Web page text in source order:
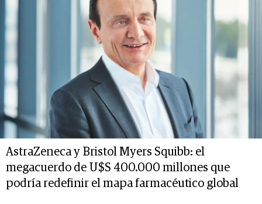
AstraZeneca y Bristol Myers Squibb: el
megacuerdo de U$S 400.000 millones que
podría redefinir el mapa farmacéutico global